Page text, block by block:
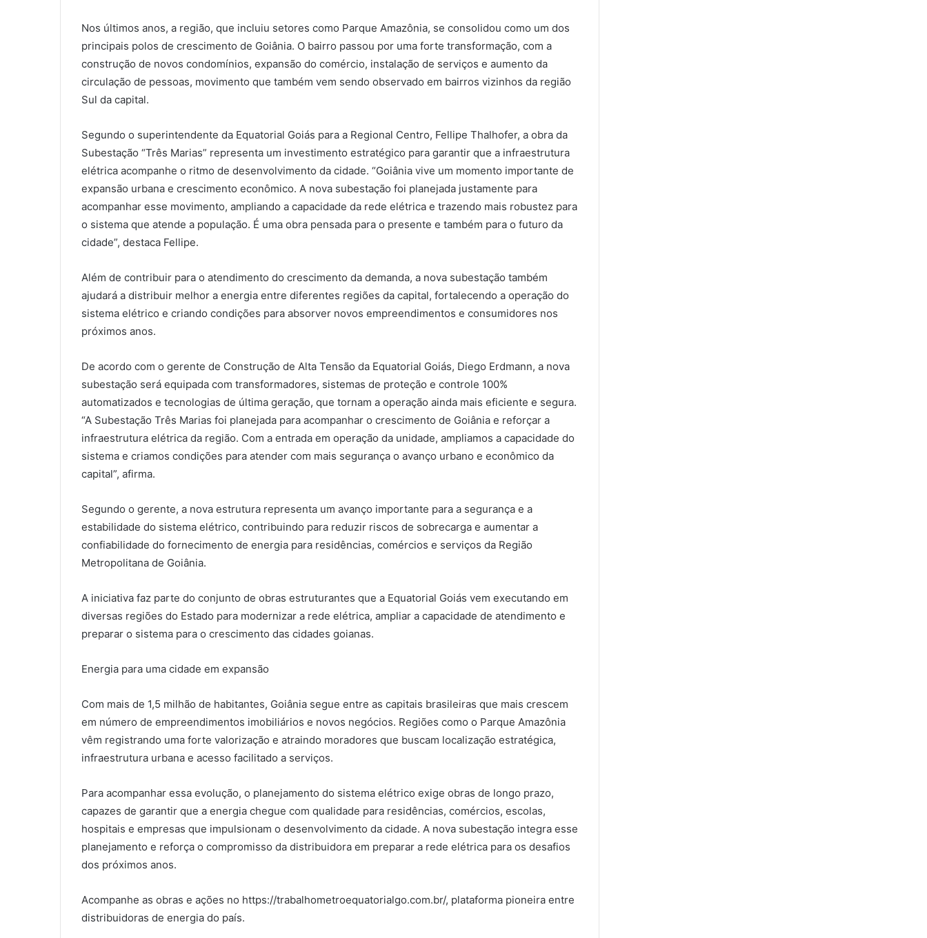
Nos últimos anos, a região, que incluiu setores como Parque Amazônia, se consolidou como um dos
principais polos de crescimento de Goiânia. O bairro passou por uma forte transformação, com a
construção de novos condomínios, expansão do comércio, instalação de serviços e aumento da
circulação de pessoas, movimento que também vem sendo observado em bairros vizinhos da região
Sul da capital.
Segundo o superintendente da Equatorial Goiás para a Regional Centro, Fellipe Thalhofer, a obra da
Subestação “Três Marias” representa um investimento estratégico para garantir que a infraestrutura
elétrica acompanhe o ritmo de desenvolvimento da cidade. “Goiânia vive um momento importante de
expansão urbana e crescimento econômico. A nova subestação foi planejada justamente para
acompanhar esse movimento, ampliando a capacidade da rede elétrica e trazendo mais robustez para
o sistema que atende a população. É uma obra pensada para o presente e também para o futuro da
cidade”, destaca Fellipe.
Além de contribuir para o atendimento do crescimento da demanda, a nova subestação também
ajudará a distribuir melhor a energia entre diferentes regiões da capital, fortalecendo a operação do
sistema elétrico e criando condições para absorver novos empreendimentos e consumidores nos
próximos anos.
De acordo com o gerente de Construção de Alta Tensão da Equatorial Goiás, Diego Erdmann, a nova
subestação será equipada com transformadores, sistemas de proteção e controle 100%
automatizados e tecnologias de última geração, que tornam a operação ainda mais eficiente e segura.
“A Subestação Três Marias foi planejada para acompanhar o crescimento de Goiânia e reforçar a
infraestrutura elétrica da região. Com a entrada em operação da unidade, ampliamos a capacidade do
sistema e criamos condições para atender com mais segurança o avanço urbano e econômico da
capital”, afirma.
Segundo o gerente, a nova estrutura representa um avanço importante para a segurança e a
estabilidade do sistema elétrico, contribuindo para reduzir riscos de sobrecarga e aumentar a
confiabilidade do fornecimento de energia para residências, comércios e serviços da Região
Metropolitana de Goiânia.
A iniciativa faz parte do conjunto de obras estruturantes que a Equatorial Goiás vem executando em
diversas regiões do Estado para modernizar a rede elétrica, ampliar a capacidade de atendimento e
preparar o sistema para o crescimento das cidades goianas.
Energia para uma cidade em expansão
Com mais de 1,5 milhão de habitantes, Goiânia segue entre as capitais brasileiras que mais crescem
em número de empreendimentos imobiliários e novos negócios. Regiões como o Parque Amazônia
vêm registrando uma forte valorização e atraindo moradores que buscam localização estratégica,
infraestrutura urbana e acesso facilitado a serviços.
Para acompanhar essa evolução, o planejamento do sistema elétrico exige obras de longo prazo,
capazes de garantir que a energia chegue com qualidade para residências, comércios, escolas,
hospitais e empresas que impulsionam o desenvolvimento da cidade. A nova subestação integra esse
planejamento e reforça o compromisso da distribuidora em preparar a rede elétrica para os desafios
dos próximos anos.
Acompanhe as obras e ações no https://trabalhometroequatorialgo.com.br/, plataforma pioneira entre
distribuidoras de energia do país.